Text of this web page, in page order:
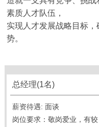
素质人才队伍，
实现人才发展战略目标
势。
总经理(1名)
薪资待遇: 面谈
岗位要求：敬岗爱业，有较